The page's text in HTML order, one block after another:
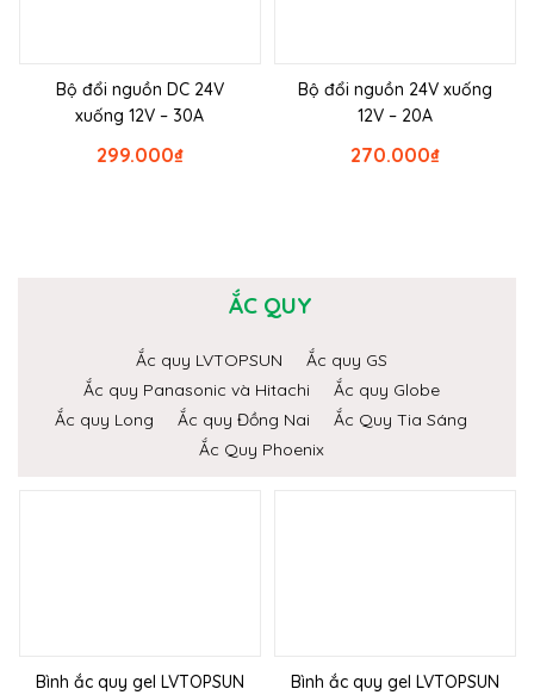
Bộ đổi nguồn DC 24V
xuống 12V – 30A
₫
299.000
Bộ đổi nguồn 24V xuống
12V – 20A
₫
270.000
ẮC QUY
Ắc quy LVTOPSUN
Ắc quy GS
Ắc quy Panasonic và Hitachi
Ắc quy Globe
Ắc quy Long
Ắc quy Đồng Nai
Ắc Quy Tia Sáng
Ắc Quy Phoenix
Bình ắc quy gel LVTOPSUN
Bình ắc quy gel LVTOPSUN